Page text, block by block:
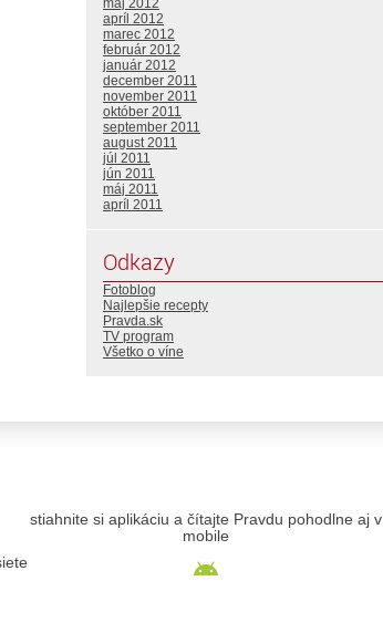
máj 2012
apríl 2012
marec 2012
február 2012
január 2012
december 2011
november 2011
október 2011
september 2011
august 2011
júl 2011
jún 2011
máj 2011
apríl 2011
Odkazy
Fotoblog
Najlepšie recepty
Pravda.sk
TV program
Všetko o víne
stiahnite si aplikáciu a čítajte Pravdu pohodlne aj v
mobile